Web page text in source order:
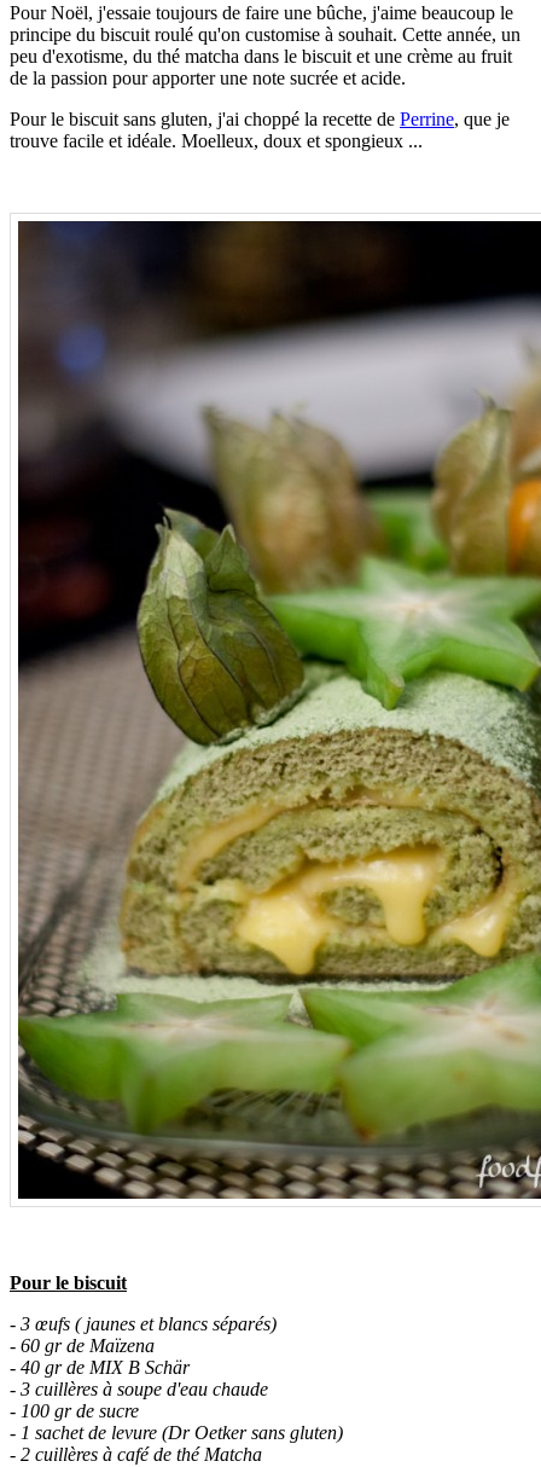
Pour Noël, j'essaie toujours de faire une bûche, j'aime beaucoup le
principe du biscuit roulé qu'on customise à souhait. Cette année, un
peu d'exotisme, du thé matcha dans le biscuit et une crème au fruit
de la passion pour apporter une note sucrée et acide.
Pour le biscuit sans gluten, j'ai choppé la recette de Perrine, que je
trouve facile et idéale. Moelleux, doux et spongieux ...
Pour le biscuit
- 3 œufs ( jaunes et blancs séparés)
- 60 gr de Maïzena
- 40 gr de MIX B Schär
- 3 cuillères à soupe d'eau chaude
- 100 gr de sucre
- 1 sachet de levure (Dr Oetker sans gluten)
- 2 cuillères à café de thé Matcha